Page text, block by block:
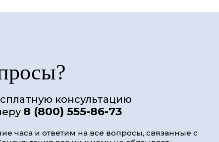
консультацию
8 (800) 555-86-73
часа и ответим на все вопросы, связанные с